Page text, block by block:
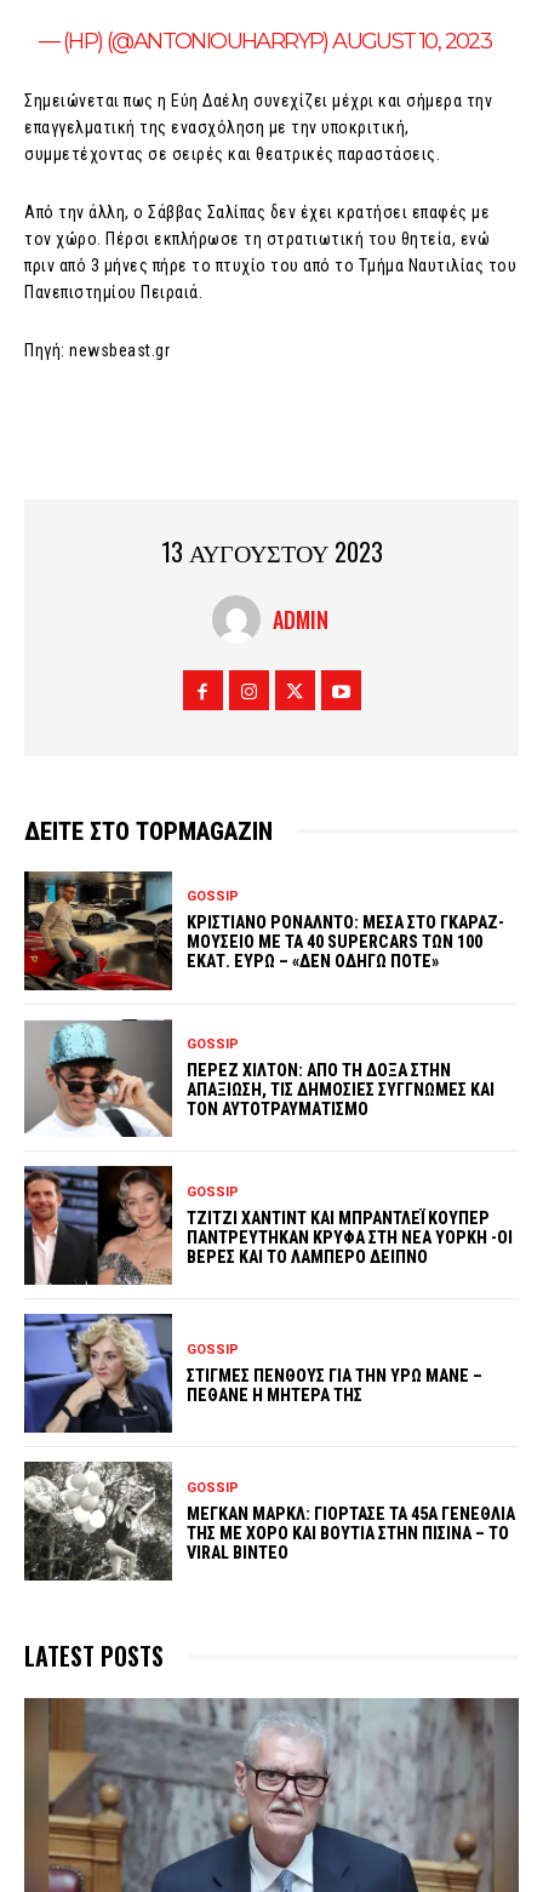
— (HP) (@ANTONIOUHARRYP)AUGUST 10, 2023
Σημειώνεται πως η Εύη Δαέλη συνεχίζει μέχρι και σήμερα την
επαγγελματική της ενασχόληση με την υποκριτική,
συμμετέχοντας σε σειρές και θεατρικές παραστάσεις.
Από την άλλη, ο Σάββας Σαλίπας δεν έχει κρατήσει επαφές με
τον χώρο. Πέρσι εκπλήρωσε τη στρατιωτική του θητεία, ενώ
πριν από 3 μήνες πήρε το πτυχίο του από το Τμήμα Ναυτιλίας του
Πανεπιστημίου Πειραιά.
Πηγή: newsbeast.gr
13 ΑΥΓΟΥΣΤΟΥ 2023
ADMIN
ΔΕΙΤΕ ΣΤΟ TOPMAGAZIN
GOSSIP
ΚΡΙΣΤΙΑΝΟ ΡΟΝΑΛΝΤΟ: ΜΕΣΑ ΣΤΟ ΓΚΑΡΑΖ-
ΜΟΥΣΕΙΟ ΜΕ ΤΑ 40 SUPERCARS ΤΩΝ 100
ΕΚΑΤ. ΕΥΡΩ – «ΔΕΝ ΟΔΗΓΩ ΠΟΤΕ»
GOSSIP
ΠΕΡΕΖ ΧΙΛΤΟΝ: ΑΠΟ ΤΗ ΔΟΞΑ ΣΤΗΝ
ΑΠΑΞΙΩΣΗ, ΤΙΣ ΔΗΜΟΣΙΕΣ ΣΥΓΓΝΩΜΕΣ ΚΑΙ
ΤΟΝ ΑΥΤΟΤΡΑΥΜΑΤΙΣΜΟ
GOSSIP
ΤΖΙΤΖΙ ΧΑΝΤΙΝΤ ΚΑΙ ΜΠΡΑΝΤΛΕΪ ΚΟΥΠΕΡ
ΠΑΝΤΡΕΥΤΗΚΑΝ ΚΡΥΦΑ ΣΤΗ ΝΕΑ ΥΟΡΚΗ -ΟΙ
ΒΕΡΕΣ ΚΑΙ ΤΟ ΛΑΜΠΕΡΟ ΔΕΙΠΝΟ
GOSSIP
ΣΤΙΓΜΕΣ ΠΕΝΘΟΥΣ ΓΙΑ ΤΗΝ ΥΡΩ ΜΑΝΕ –
ΠΕΘΑΝΕ Η ΜΗΤΕΡΑ ΤΗΣ
GOSSIP
ΜΕΓΚΑΝ ΜΑΡΚΛ: ΓΙΟΡΤΑΣΕ ΤΑ 45Α ΓΕΝΕΘΛΙΑ
ΤΗΣ ΜΕ ΧΟΡΟ ΚΑΙ ΒΟΥΤΙΑ ΣΤΗΝ ΠΙΣΙΝΑ – ΤΟ
VIRAL ΒΙΝΤΕΟ
LATEST POSTS